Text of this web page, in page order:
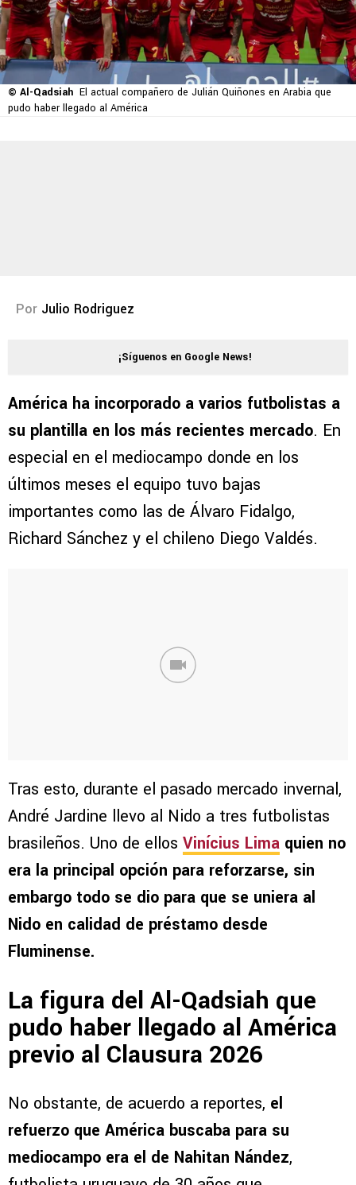
© Al-Qadsiah El actual compañero de Julián Quiñones en Arabia que
pudo haber llegado al América
Por Julio Rodriguez
¡Síguenos en Google News!
América ha incorporado a varios futbolistas a
su plantilla en los más recientes mercado. En
especial en el mediocampo donde en los
últimos meses el equipo tuvo bajas
importantes como las de Álvaro Fidalgo,
Richard Sánchez y el chileno Diego Valdés.
Tras esto, durante el pasado mercado invernal,
André Jardine llevo al Nido a tres futbolistas
brasileños. Uno de ellos Vinícius Lima quien no
era la principal opción para reforzarse, sin
embargo todo se dio para que se uniera al
Nido en calidad de préstamo desde
Fluminense.
La figura del Al-Qadsiah que
pudo haber llegado al América
previo al Clausura 2026
No obstante, de acuerdo a reportes, el
refuerzo que América buscaba para su
mediocampo era el de Nahitan Nández,